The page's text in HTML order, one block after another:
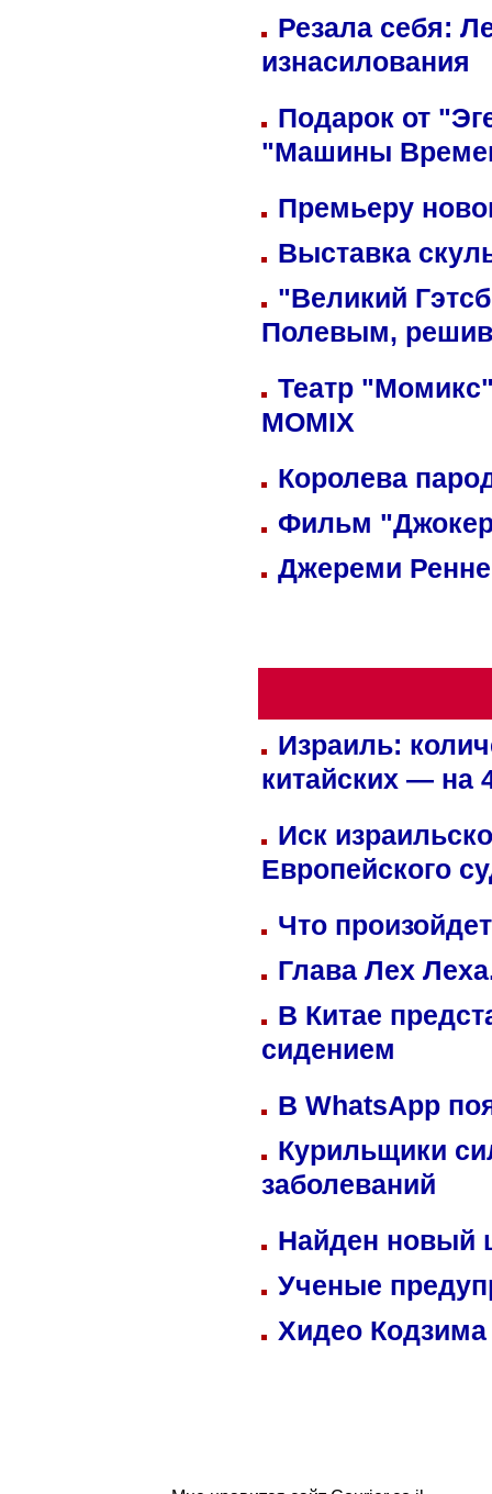
Резала себя:
изнасилования
Подарок от
"Машины
Премьеру
Выставка
"Великий
Полевым,
Театр
MOMIX
Королева
Фильм
Джереми
Израиль:
китайских — на
Иск
Европейского
Что
Глава Лех
В Китае
сидением
В WhatsApp
Курильщики
заболеваний
Найден
Ученые
Хидео